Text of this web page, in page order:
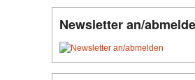
Newsletter an/